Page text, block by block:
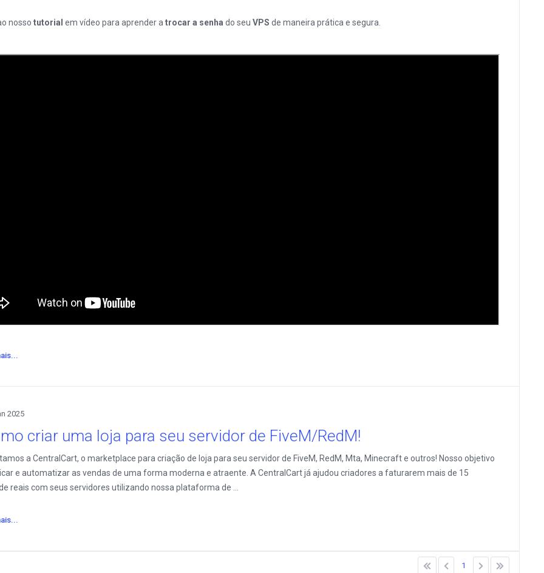
nosso tutorial em vídeo para aprender a trocar a senha do seu VPS de maneira prática e segura.
2025
criar uma loja para seu servidor de FiveM/RedM!
a CentralCart, o marketplace para criação de loja para seu servidor de FiveM, RedM, Mta, Minecraft e outros! Nosso objetivo
e automatizar as vendas de uma forma moderna e atraente. A CentralCart já ajudou criadores a faturarem mais de 15
reais com seus servidores utilizando nossa plataforma de ...
1